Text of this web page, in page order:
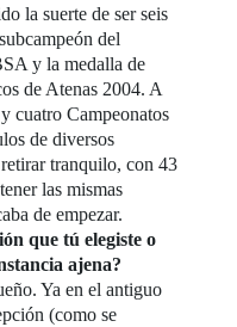
la suerte de ser seis
del
y la medalla de
de Atenas 2004. A
cuatro Campeonatos
de diversos
tranquilo, con 43
las mismas
de empezar.
que tú elegiste o
ajena?
Ya en el antiguo
(como se